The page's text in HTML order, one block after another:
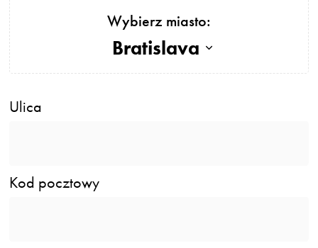
Wybierz miasto:
Bratislava
Ulica
Kod pocztowy